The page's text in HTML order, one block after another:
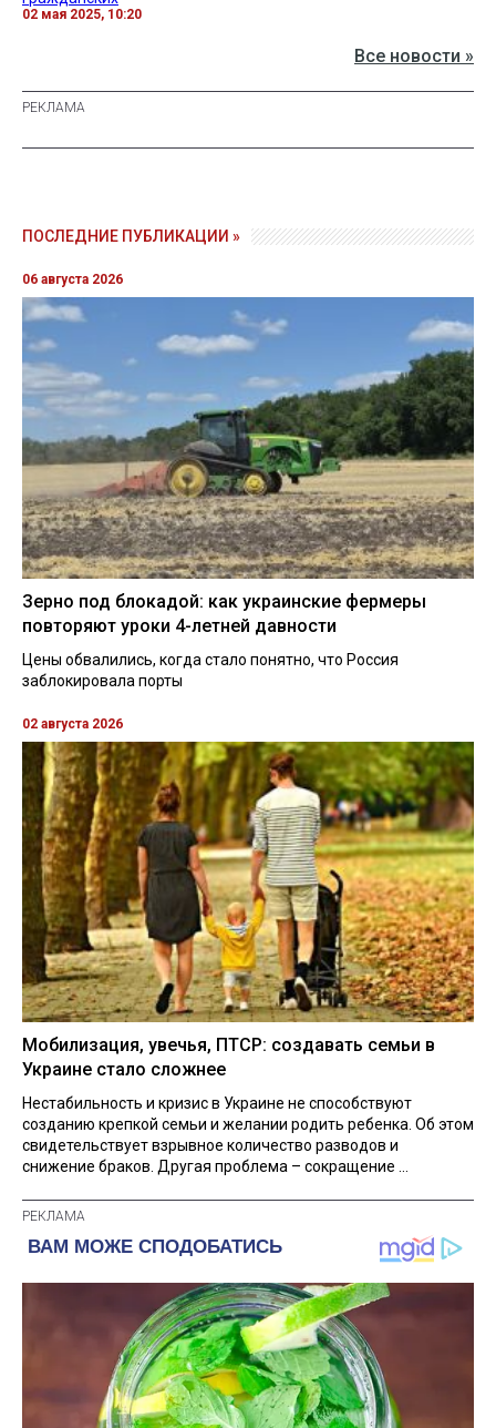
02 мая 2025, 10:20
Все новости »
ПОСЛЕДНИЕ ПУБЛИКАЦИИ »
06 августа 2026
Зерно под блокадой: как украинские фермеры
повторяют уроки 4-летней давности
Цены обвалились, когда стало понятно, что Россия
заблокировала порты
02 августа 2026
Мобилизация, увечья, ПТСР: создавать семьи в
Украине стало сложнее
Нестабильность и кризис в Украине не способствуют
созданию крепкой семьи и желании родить ребенка. Об этом
свидетельствует взрывное количество разводов и
снижение браков. Другая проблема – сокращение ...